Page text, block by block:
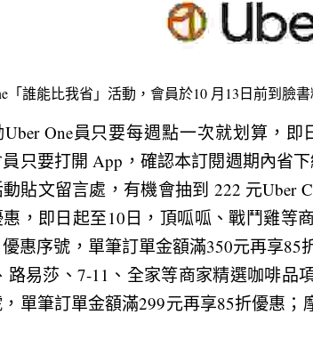
「誰能比我省」活動，會員於10 月13日前到臉
One員只要每週點一次就划算，
只要打開 App，確認本訂閱週期內省
貼文留言處，有機會抽到 222 元Uber
，即日起至10日，頂呱呱、戰鬥雞等
惠序號，單筆訂單金額滿350元再享85
路易莎、7-11、全家等商家精選咖啡
單筆訂單金額滿299元再享85折優惠